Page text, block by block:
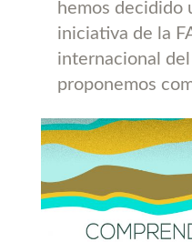
hemos decidido
iniciativa de la
internacional del
proponemos